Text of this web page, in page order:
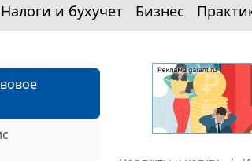
Налоги и бухучет Бизнес